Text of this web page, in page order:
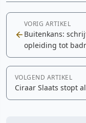
VORIG ARTIKEL
Buitenkans:
opleiding tot
VOLGEND ARTIKEL
Ciraar Slaats stopt